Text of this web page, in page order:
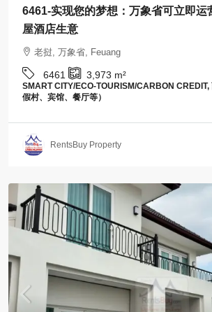
6461-实现您的梦想：万象省可立即运
屋酒店生意
老挝, 万象省, Feuang
6461 3,973 m²
SMART CITY/ECO-TOURISM/CARBON
假村、宾馆、餐厅等）
RentsBuy Property